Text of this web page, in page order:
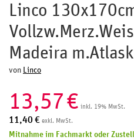
Linco
Madeira
von Linco
13,57€ inkl. 19% MwSt.
11,40€ exkl. MwSt.
Mitnahme im Fachmarkt oder